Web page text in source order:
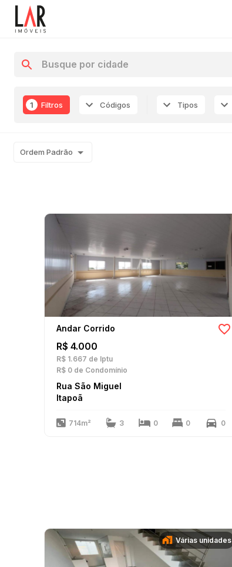
1 Filtros Códigos Tipos
Ordem Padrão
Andar Corrido
R$ 4.000
R$ 1.667 de Iptu
R$ 0 de Condomínio
Rua São Miguel
Itapoã
714m² 3 0 0 0
Várias unidades